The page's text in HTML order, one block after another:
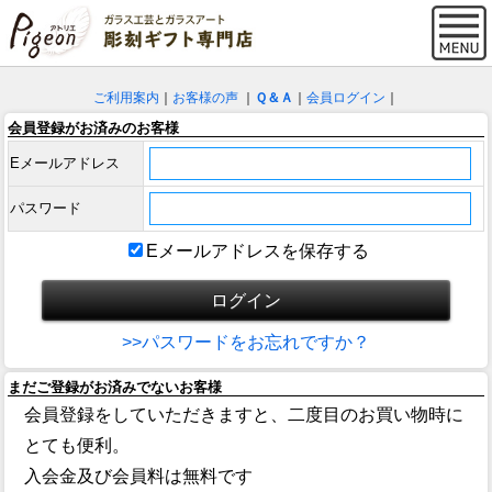
ご利用案内 お客様の声 Ｑ＆Ａ 会員ログイン
会員登録がお済みのお客様
Eメールアドレス
パスワード
Eメールアドレスを保存する
>>パスワードをお忘れですか？
まだご登録がお済みでないお客様
会員登録をしていただきますと、二度目のお買い物時に
とても便利。
入会金及び会員料は無料です